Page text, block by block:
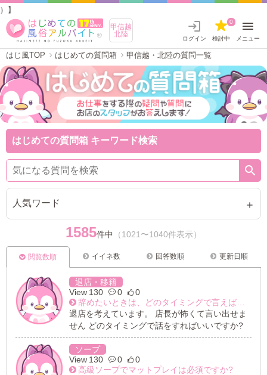
甲信越
北陸
ログイン 検討中
0
メニュー
はじ風TOP はじめての質問箱 甲信越・北陸の質問一覧
はじめての質問箱 キーワード検索
人気ワード
1585件中 （1021〜1040件表示）
閲覧数順 イイネ数 回答数順 更新日順
退店・移籍
130
0
0
辞めたいときは、どのタイミングで言えばいいですか?
退店を考えています。 店長が怖くて言い出せま
せん どのタイミングで話をすればいいですか?
ソープ
130
0
0
高級ソープでマットプレイは必須ですか?